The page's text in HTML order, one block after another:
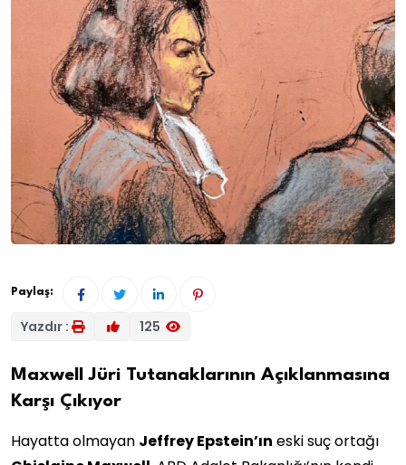
Paylaş:
Yazdır : 125
Maxwell Jüri Tutanaklarının Açıklanmasına
Karşı Çıkıyor
Hayatta olmayan Jeffrey Epstein’ın eski suç ortağı